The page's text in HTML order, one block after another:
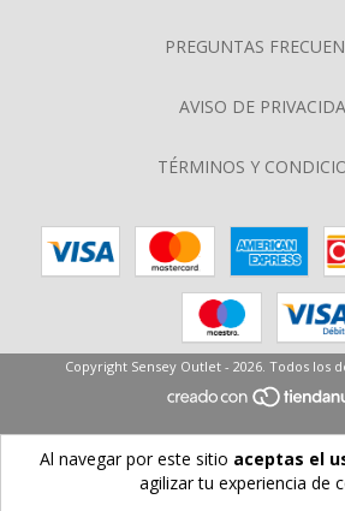
Al navegar por este sitio aceptas el
agilizar tu experiencia de
PREGUNTAS
AVISO DE
TÉRMINOS Y
Copyright Sensey Outlet - 2026. Todos los